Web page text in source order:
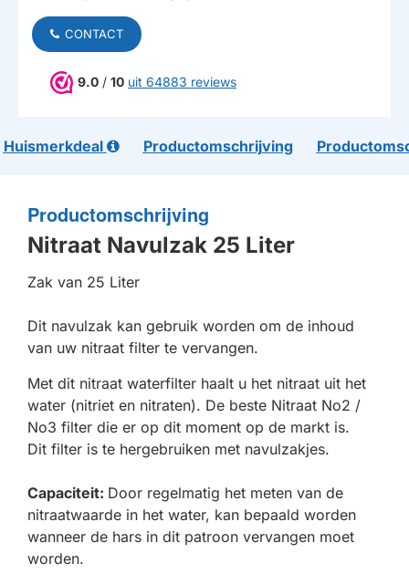
CONTACT
9.0 / 10 uit 64883 reviews
Huismerkdeal Productomschrijving
Productomschrijving
Nitraat Navulzak 25 Liter
Zak van 25 Liter
Dit navulzak kan gebruik worden om de inhoud
van uw nitraat filter te vervangen.
Met dit nitraat waterfilter haalt u het nitraat uit het
water (nitriet en nitraten). De beste Nitraat No2 /
No3 filter die er op dit moment op de markt is.
Dit filter is te hergebruiken met navulzakjes.
Capaciteit: Door regelmatig het meten van de
nitraatwaarde in het water, kan bepaald worden
wanneer de hars in dit patroon vervangen moet
worden.